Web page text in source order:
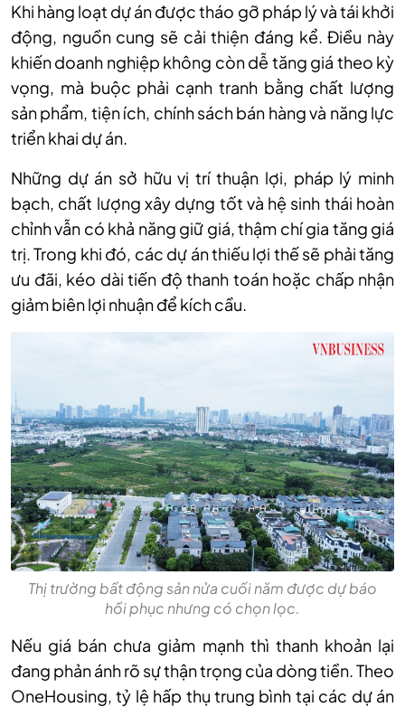
Khi hàng loạt dự án được tháo gỡ pháp lý và tái khởi
động, nguồn cung sẽ cải thiện đáng kể. Điều này
khiến doanh nghiệp không còn dễ tăng giá theo kỳ
vọng, mà buộc phải cạnh tranh bằng chất lượng
sản phẩm, tiện ích, chính sách bán hàng và năng lực
triển khai dự án.
Những dự án sở hữu vị trí thuận lợi, pháp lý minh
bạch, chất lượng xây dựng tốt và hệ sinh thái hoàn
chỉnh vẫn có khả năng giữ giá, thậm chí gia tăng giá
trị. Trong khi đó, các dự án thiếu lợi thế sẽ phải tăng
ưu đãi, kéo dài tiến độ thanh toán hoặc chấp nhận
giảm biên lợi nhuận để kích cầu.
Thị trường bất động sản nửa cuối năm được dự báo
hồi phục nhưng có chọn lọc.
Nếu giá bán chưa giảm mạnh thì thanh khoản lại
đang phản ánh rõ sự thận trọng của dòng tiền. Theo
OneHousing, tỷ lệ hấp thụ trung bình tại các dự án